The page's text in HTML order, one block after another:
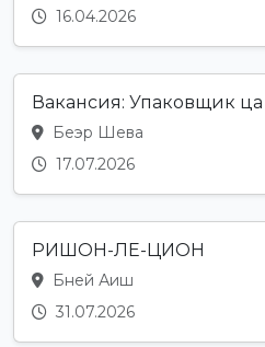
16.04.2026
Вакансия: Упаковщик
Беэр Шева
17.07.2026
РИШОН-ЛЕ-ЦИОН
Бней Аиш
31.07.2026